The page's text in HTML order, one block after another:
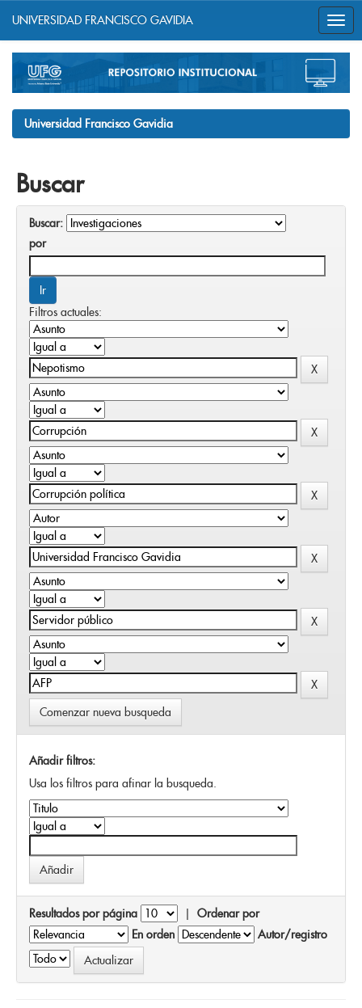
navigation
UNIVERSIDAD FRANCISCO GAVIDIA
Universidad Francisco Gavidia
Buscar
Buscar:
por
Filtros actuales:
Comenzar nueva busqueda
Añadir filtros:
Usa los filtros para afinar la busqueda.
Resultados por página | Ordenar por
En orden
Autor/registro